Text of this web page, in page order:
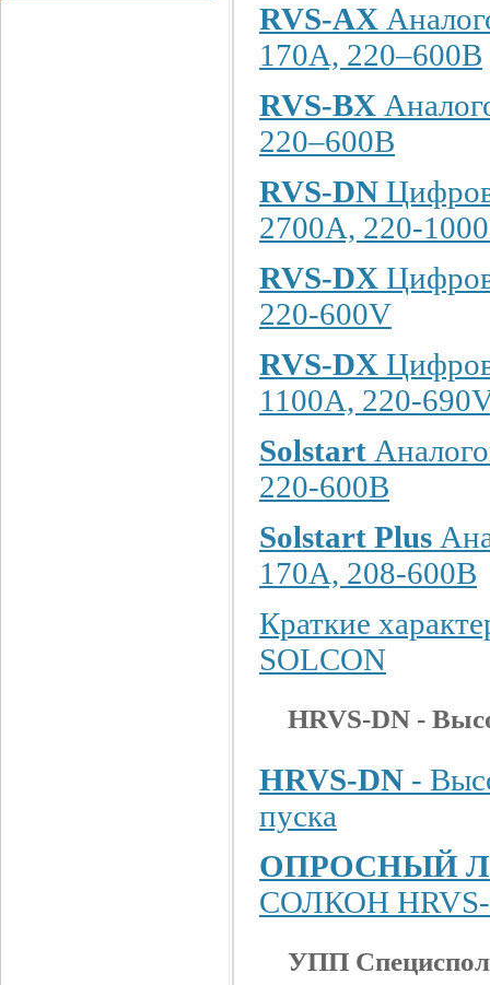
RVS-AX
170A, 220–600В
RVS-BX
220–600В
RVS-DN
2700A, 220-
RVS-DX
220-600V
RVS-DX
1100A, 220-
Solstart
220-600В
Solstart Plus
170A, 208-600В
Краткие
SOLCON
HRVS-DN -
HRVS-DN -
пуска
ОПРОСНЫЙ
СОЛКОН
УПП